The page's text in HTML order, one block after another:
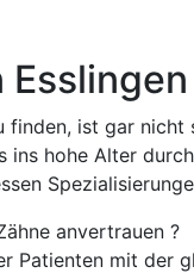
finden, ist gar nicht
ins hohe Alter
anvertrauen ?
Patienten mit der